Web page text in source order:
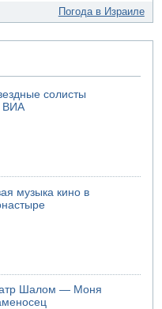
Погода в Израиле
солисты
ВИА
музыка кино в
Шалом — Моня